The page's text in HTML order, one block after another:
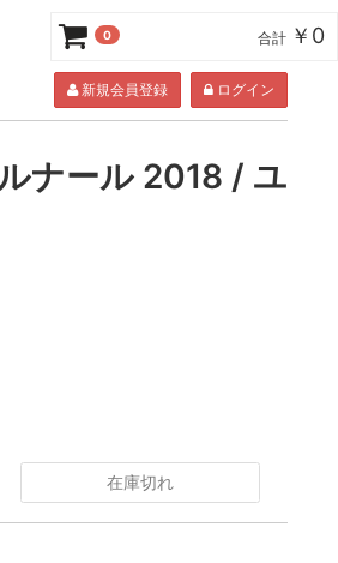
新規会員登録 ログイン
ナール 2018 / ユ
在庫切れ
0 合計 ￥0